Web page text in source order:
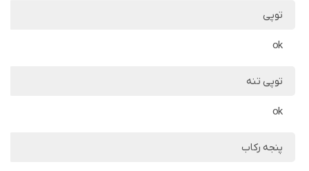
توپی
ok
توپی تنه
ok
پنجه رکاب